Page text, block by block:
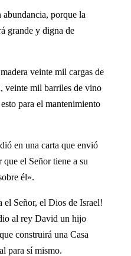
abundancia, porque la
grande y digna de
veinte mil cargas de
veinte mil barriles de vino
para el mantenimiento
en una carta que envió
el Señor tiene a su
él».
el Señor, el Dios de Israel!
al rey David un hijo
construirá una Casa
para sí mismo.